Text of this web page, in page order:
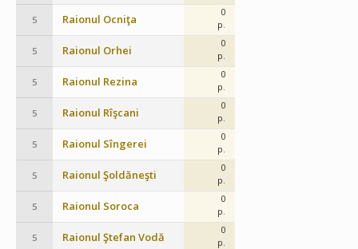
5 Raionul Ocniţa
0
p.
5 Raionul Orhei
0
p.
5 Raionul Rezina
0
p.
5 Raionul Rîşcani
0
p.
5 Raionul Sîngerei
0
p.
5 Raionul Şoldăneşti
0
p.
5 Raionul Soroca
0
p.
5 Raionul Ştefan Vodă
0
p.